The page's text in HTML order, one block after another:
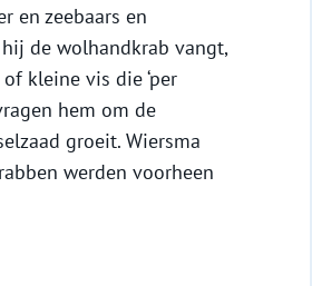
en zeebaars en
de wolhandkrab vangt,
kleine vis die ‘per
hem om de
groeit. Wiersma
werden voorheen